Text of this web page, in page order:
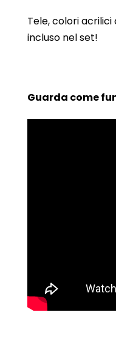
Tele, colori
incluso nel set!
Guarda come